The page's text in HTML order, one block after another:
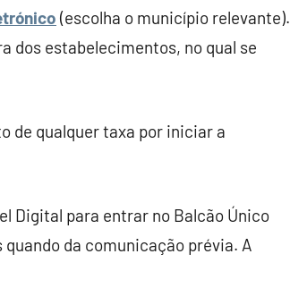
(escolha o município relevante).
dos estabelecimentos, no qual se
de qualquer taxa por iniciar a
Digital para entrar no Balcão Único
da comunicação prévia. A